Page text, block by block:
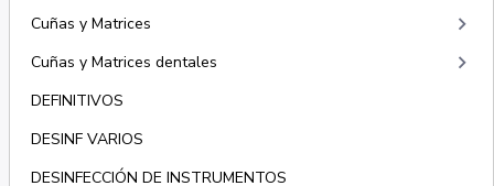
Cuñas y Matrices keyboard_arrow_right
Cuñas y Matrices dentales keyboard_arrow_right
DEFINITIVOS
DESINF VARIOS
DESINFECCIÓN DE INSTRUMENTOS